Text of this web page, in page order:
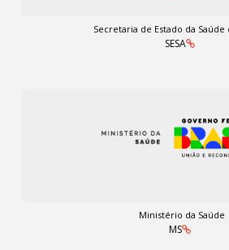
Secretaria de Estado da Saúde
SESA
Ministério da Saúde
MS